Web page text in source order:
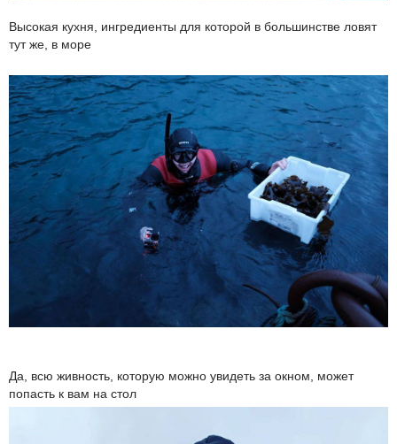
Высокая кухня, ингредиенты для которой в большинстве ловят
тут же, в море
Да, всю живность, которую можно увидеть за окном, может
попасть к вам на стол